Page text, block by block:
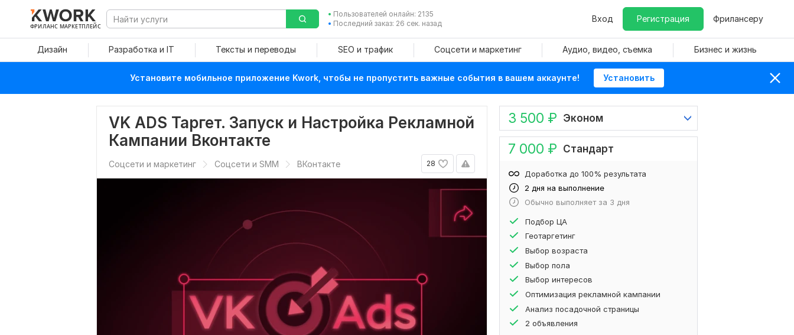
ФРИЛАНС МАРКЕТПЛЕЙС
Пользователей онлайн: 2135
Последний заказ: 26 сек. назад
Вход Регистрация Фрилансеру
Дизайн Разработка и IT Тексты и переводы SEO и трафик Соцсети и маркетинг Аудио, видео, съемка Бизнес и жизнь
Установите мобильное приложение Kwork, чтобы не пропустить важные события в вашем аккаунте! Установить
VK ADS Таргет. Запуск и Настройка Рекламной
Кампании Вконтакте
28
Соцсети и маркетинг Соцсети и SMM ВКонтакте
3 500 ₽ Эконом
7 000 ₽ Стандарт
2 дня на выполнение
Доработка до 100% результата
Обычно выполняет за 3 дня
Подбор ЦА
Геотаргетинг
Выбор возраста
Выбор пола
Выбор интересов
Оптимизация рекламной кампании
Анализ посадочной страницы
2 объявления